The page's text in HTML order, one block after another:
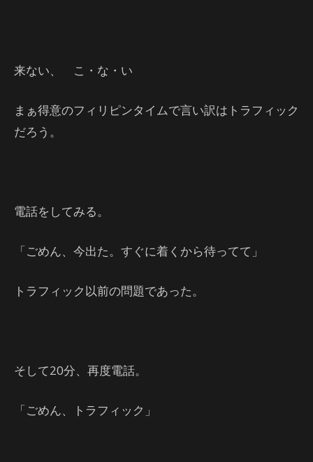
来ない、 こ・な・い
まぁ得意のフィリピンタイムで言い訳はトラフィック
だろう。
電話をしてみる。
「ごめん、今出た。すぐに着くから待ってて」
トラフィック以前の問題であった。
そして20分、再度電話。
「ごめん、トラフィック」